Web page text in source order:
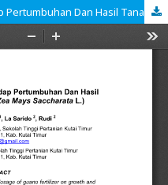
Uji Dosis Pupuk Guano Terhadap Pertumbuhan Dan Hasil Tanaman Jagung Manis (Zea Mays Saccharata L.)